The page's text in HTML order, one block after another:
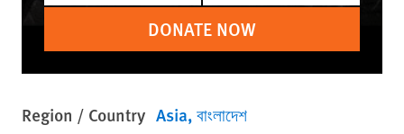
DONATE NOW
Region / Country Asia বাংলাদেশ